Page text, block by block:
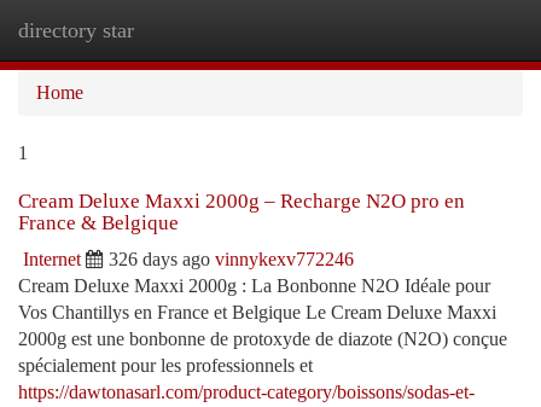
directory star
Home
1
Cream Deluxe Maxxi 2000g – Recharge N2O pro en
France & Belgique
Internet 326 days ago vinnykexv772246
Cream Deluxe Maxxi 2000g : La Bonbonne N2O Idéale pour
Vos Chantillys en France et Belgique Le Cream Deluxe Maxxi
2000g est une bonbonne de protoxyde de diazote (N2O) conçue
spécialement pour les professionnels et
https://dawtonasarl.com/product-category/boissons/sodas-et-